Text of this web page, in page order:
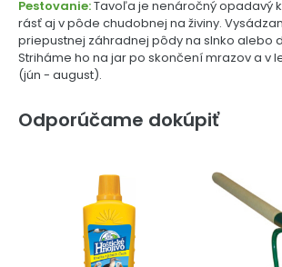
Pestovanie:Tavoľa je nenáročný opadavý
rásť aj v pôde chudobnej na živiny.
priepustnej záhradnej pôdy na slnko alebo
Striháme ho na jar po skončení mrazov a v
(jún - august).
Odporúčame dokúpiť